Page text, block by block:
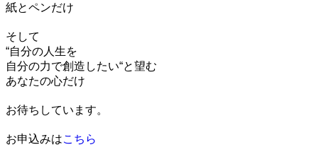
紙とペンだけ
そして
“自分の人生を
自分の力で創造したい“と望む
あなたの心だけ
お待ちしています。
お申込みはこちら